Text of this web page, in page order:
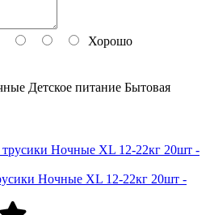
Хорошо
Детское питание Бытовая
Ночные XL 12-22кг 20шт -